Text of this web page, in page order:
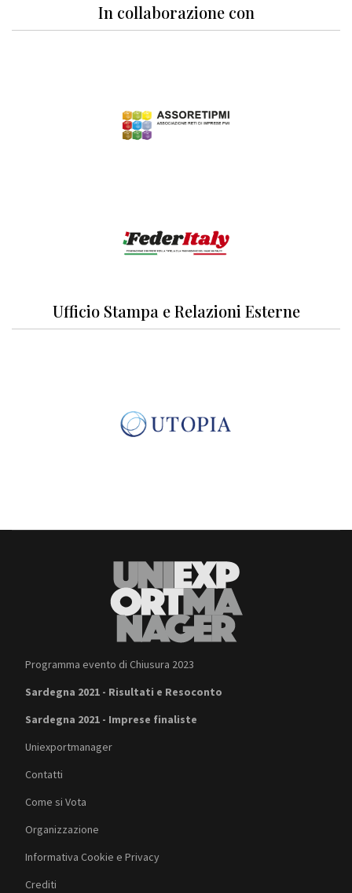
In collaborazione con
Ufficio Stampa e Relazioni Esterne
Programma evento di Chiusura 2023
Sardegna 2021 - Risultati e Resoconto
Sardegna 2021 - Imprese finaliste
Uniexportmanager
Contatti
Come si Vota
Organizzazione
Informativa Cookie e Privacy
Crediti